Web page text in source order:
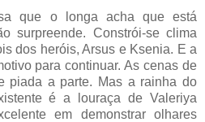
que o longa acha que está
surpreende. Constrói-se clima
dos heróis, Arsus e Ksenia. E a
para continuar. As cenas de
piada a parte. Mas a rainha do
é a louraça de Valeriya
em demonstrar olhares